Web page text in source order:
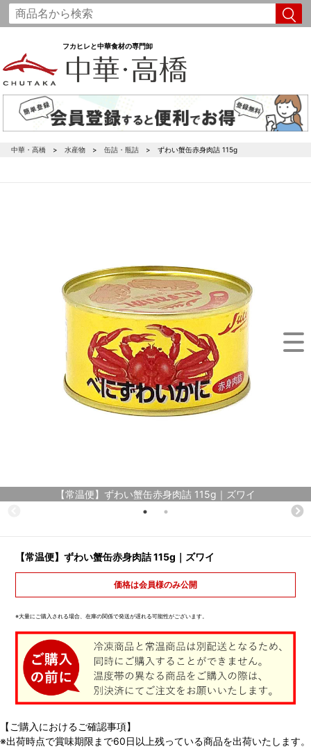
フカヒレと中華食材の専門卸
中華・高橋 水産物 缶詰・瓶詰 ずわい蟹缶赤身肉詰 115g
【常温便】ずわい蟹缶赤身肉詰 115g｜ズワイ
【常温便】ずわい蟹缶赤身肉詰 115g｜ズワイ
価格は会員様のみ公開
※大量にご購入される場合、在庫の関係で発送が遅れる可能性がございます。
【ご購入におけるご確認事項】
※出荷時点で賞味期限まで60日以上残っている商品を出荷いたします。